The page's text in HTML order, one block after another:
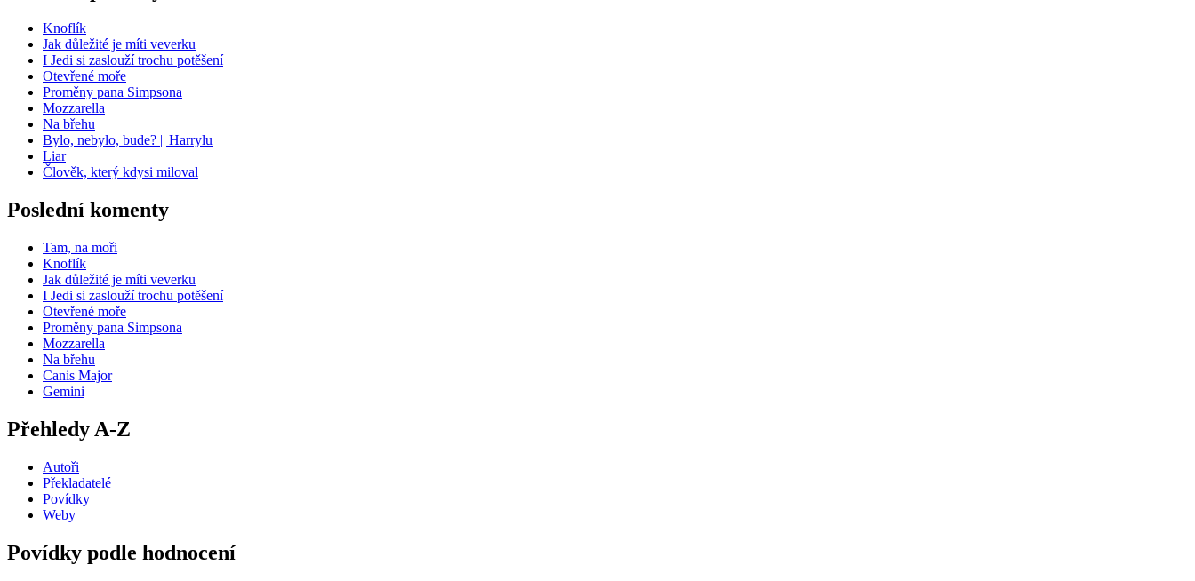
Knoflík
Jak důležité je míti veverku
I Jedi si zaslouží trochu potěšení
Otevřené moře
Proměny pana Simpsona
Mozzarella
Na břehu
Bylo, nebylo, bude? || Harrylu
Liar
Člověk, který kdysi miloval
Poslední komenty
Tam, na moři
Knoflík
Jak důležité je míti veverku
I Jedi si zaslouží trochu potěšení
Otevřené moře
Proměny pana Simpsona
Mozzarella
Na břehu
Canis Major
Gemini
Přehledy A-Z
Autoři
Překladatelé
Povídky
Weby
Povídky podle hodnocení